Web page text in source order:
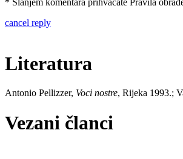
* Slanjem komentara prihvaćate Pravila
cancel reply
Literatura
Antonio Pellizzer, Voci nostre, Rijeka 1993.;
Vezani članci